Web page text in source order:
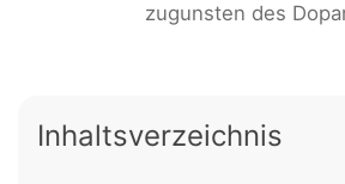
zugunsten des
Inhaltsverzeichnis